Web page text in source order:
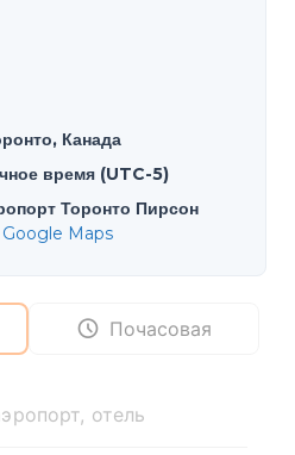
Канада
время (UTC-5)
Торонто Пирсон
Google Maps